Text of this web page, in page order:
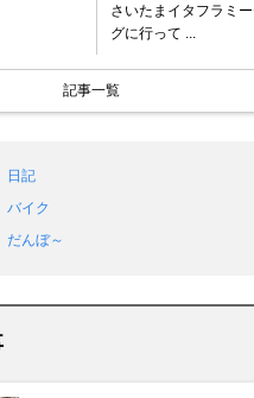
さいたまイタフラミ
グに行って ...
記事一覧
日記
バイク
だんぼ～